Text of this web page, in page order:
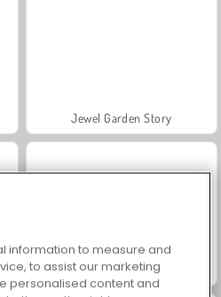
Jewel Garden Story
Juice Merge
information to measure and
to assist our marketing
personalised content and